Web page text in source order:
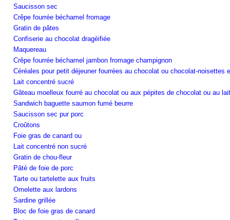
Saucisson sec
Crêpe fourrée béchamel fromage
Gratin de pâtes
Confiserie au chocolat dragéifiée
Maquereau
Crêpe fourrée béchamel jambon fromage champignon
Céréales pour petit déjeuner fourrées au chocolat ou chocolat-noisettes
Lait concentré sucré
Gâteau moelleux fourré au chocolat ou aux pépites de chocolat ou au lait
Sandwich baguette saumon fumé beurre
Saucisson sec pur porc
Croûtons
Foie gras de canard ou
Lait concentré non sucré
Gratin de chou-fleur
Pâté de foie de porc
Tarte ou tartelette aux fruits
Omelette aux lardons
Sardine grillée
Bloc de foie gras de canard